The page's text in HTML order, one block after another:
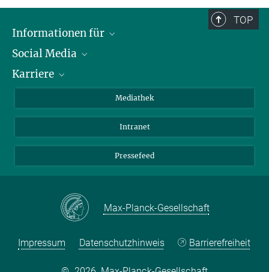
TOP
Informationen für
Journalisten
Schule
Social Media
LinkedIn
Karriere
Mediathek
Intranet
Pressefeed
Max-Planck-Gesellschaft
Impressum Datenschutzhinweis Barrierefreiheit